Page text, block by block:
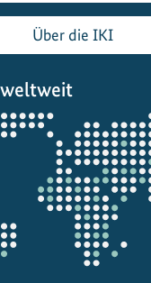
d
…
Über die IKI